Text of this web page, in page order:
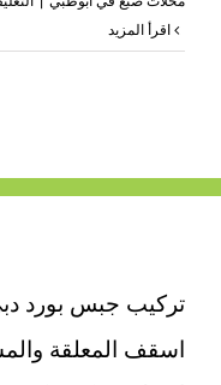
تركيب جبس بورد
اسقف المعلقة